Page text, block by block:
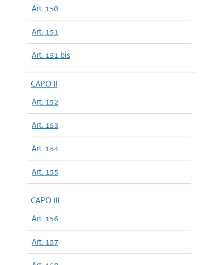
Art. 150
Art. 151
Art. 151 bis
CAPO II
Art. 152
Art. 153
Art. 154
Art. 155
CAPO III
Art. 156
Art. 157